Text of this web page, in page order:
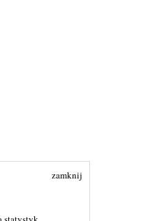
zamknij